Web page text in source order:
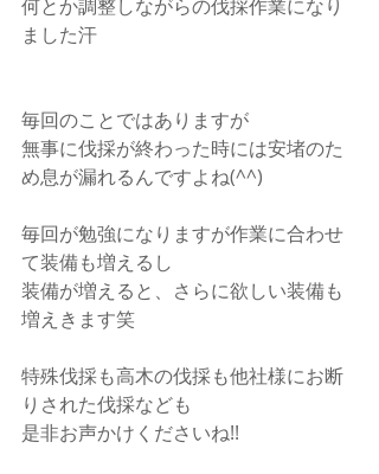
何とか調整しながらの伐採作業になり
ました汗
毎回のことではありますが
無事に伐採が終わった時には安堵のた
め息が漏れるんですよね(^^)
毎回が勉強になりますが作業に合わせ
て装備も増えるし
装備が増えると、さらに欲しい装備も
増えきます笑
特殊伐採も高木の伐採も他社様にお断
りされた伐採なども
是非お声かけくださいね!!